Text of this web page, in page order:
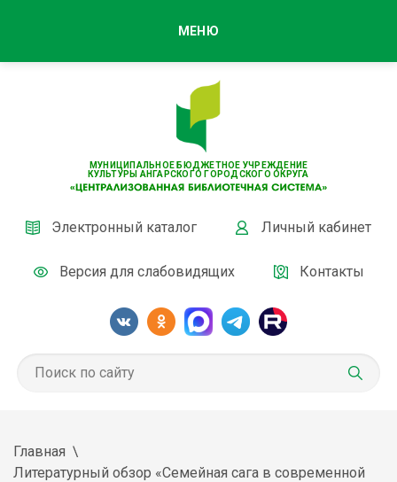
МУНИЦИПАЛЬНОЕ БЮДЖЕТНОЕ УЧРЕЖДЕНИЕ
КУЛЬТУРЫ АНГАРСКОГО ГОРОДСКОГО ОКРУГА
Электронный каталог Личный кабинет
Версия для слабовидящих Контакты
МЕНЮ
Главная
Литературный обзор «Семейная сага в современной